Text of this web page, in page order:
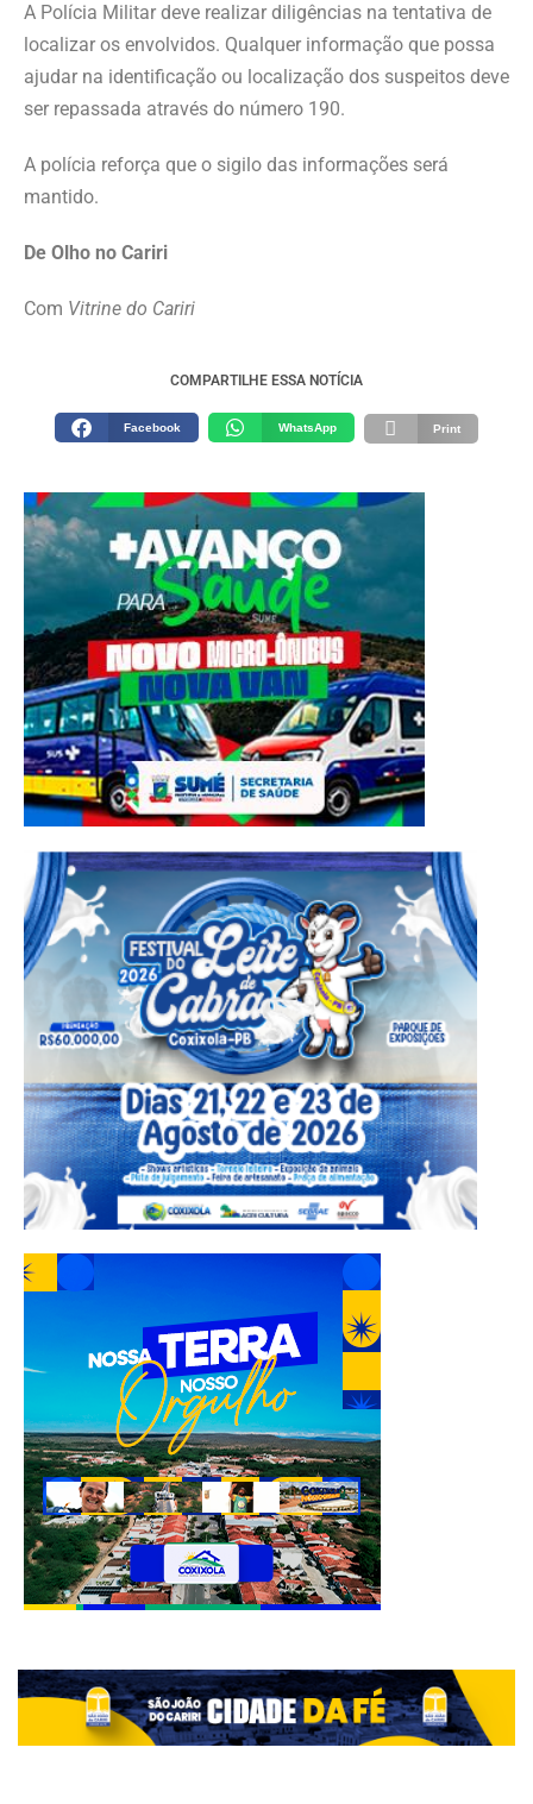
A Polícia Militar deve realizar diligências na tentativa de
localizar os envolvidos. Qualquer informação que possa
ajudar na identificação ou localização dos suspeitos deve
ser repassada através do número 190.
A polícia reforça que o sigilo das informações será
mantido.
De Olho no Cariri
Com Vitrine do Cariri
COMPARTILHE ESSA NOTÍCIA
Facebook WhatsApp Print